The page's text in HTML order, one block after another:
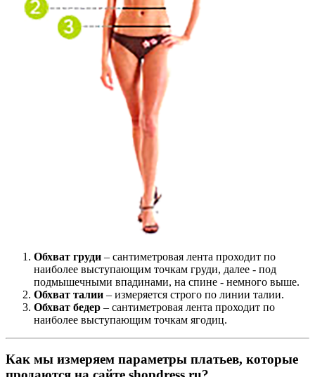
Обхват груди – сантиметровая лента проходит по
наиболее выступающим точкам груди, далее - под
подмышечными впадинами, на спине - немного выше.
Обхват талии – измеряется строго по линии талии.
Обхват бедер – сантиметровая лента проходит по
наиболее выступающим точкам ягодиц.
Как мы измеряем параметры платьев, которые